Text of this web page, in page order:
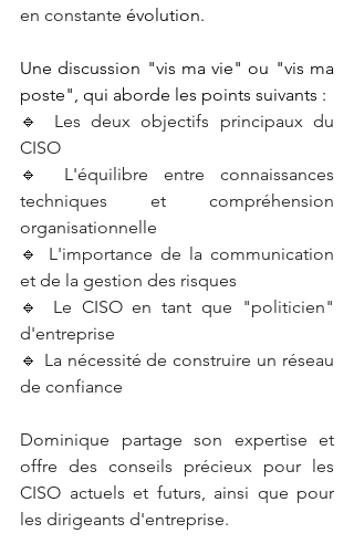
en constante évolution.
Une discussion "vis ma vie" ou "vis ma
poste", qui aborde les points suivants :
🔹 Les deux objectifs principaux du
CISO
🔹 L'équilibre entre connaissances
techniques et compréhension
organisationnelle
🔹 L'importance de la communication
et de la gestion des risques
🔹 Le CISO en tant que "politicien"
d'entreprise
🔹 La nécessité de construire un réseau
de confiance
Dominique partage son expertise et
offre des conseils précieux pour les
CISO actuels et futurs, ainsi que pour
les dirigeants d'entreprise.